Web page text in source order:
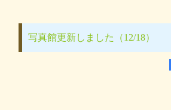
写真館更新しました（12/18）